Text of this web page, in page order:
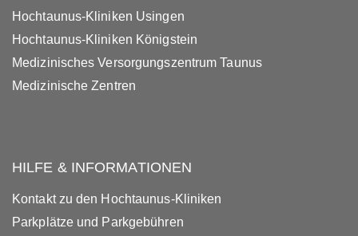
Hochtaunus-Kliniken Usingen
Hochtaunus-Kliniken Königstein
Medizinisches Versorgungszentrum Taunus
Medizinische Zentren
HILFE & INFORMATIONEN
Kontakt zu den Hochtaunus-Kliniken
Parkplätze und Parkgebühren